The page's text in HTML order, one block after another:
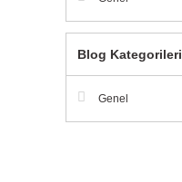
Blog Kategorileri
Genel